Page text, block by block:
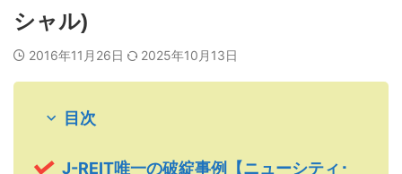
シャル)
2016年11月26日 2025年10月13日
目次
J-REIT唯一の破綻事例【ニューシティ･